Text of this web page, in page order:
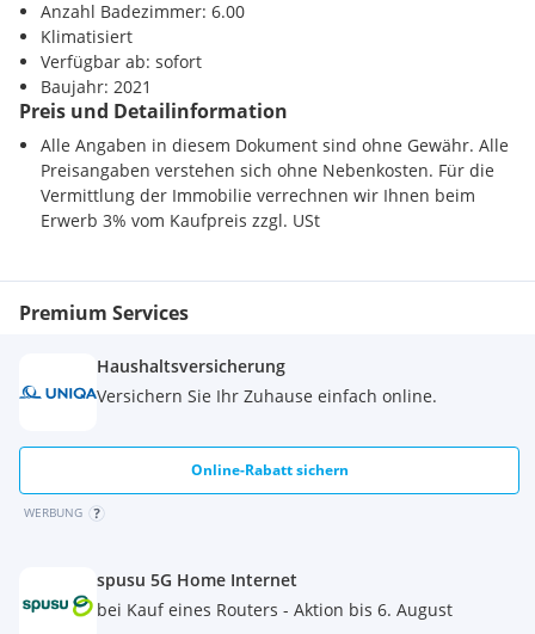
Anzahl Badezimmer: 6.00
Klimatisiert
Verfügbar ab: sofort
Baujahr: 2021
Preis und Detailinformation
Alle Angaben in diesem Dokument sind ohne Gewähr. Alle
Preisangaben verstehen sich ohne Nebenkosten. Für die
Vermittlung der Immobilie verrechnen wir Ihnen beim
Erwerb 3% vom Kaufpreis zzgl. USt
Premium Services
Haushaltsversicherung
Versichern Sie Ihr Zuhause einfach online.
Online-Rabatt sichern
WERBUNG
spusu 5G Home Internet
bei Kauf eines Routers - Aktion bis 6. August